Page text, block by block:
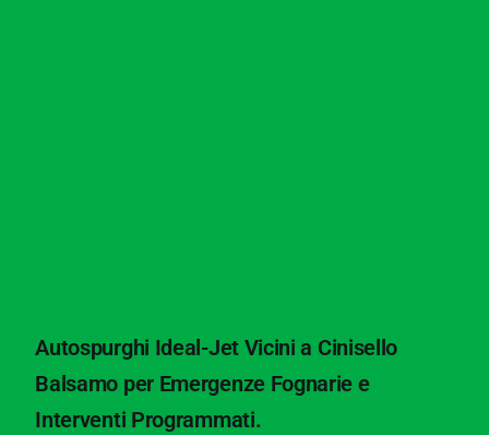
Autospurghi Ideal-Jet Vicini a Cinisello
Balsamo per Emergenze Fognarie e
Interventi Programmati.